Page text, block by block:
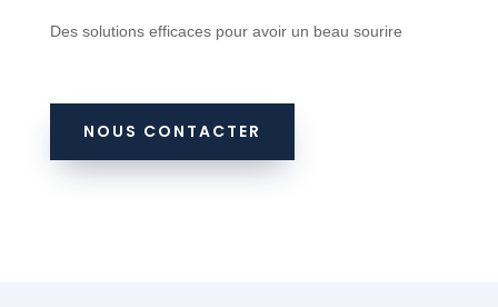
Des solutions efficaces pour avoir un beau sourire
NOUS CONTACTER